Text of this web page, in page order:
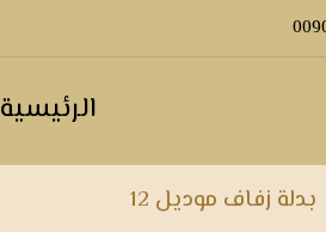
الرئيسية
بدلة زفاف موديل 12